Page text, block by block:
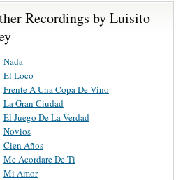
Recordings by Luisito
Nada
El Loco
Frente A Una Copa De Vino
La Gran Ciudad
El Juego De La Verdad
Novios
Cien Años
Me Acordare De Ti
Mi Amor